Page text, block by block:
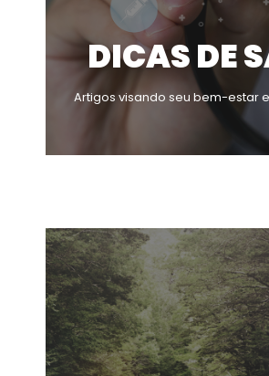
DICAS DE
Artigos visando seu bem-estar